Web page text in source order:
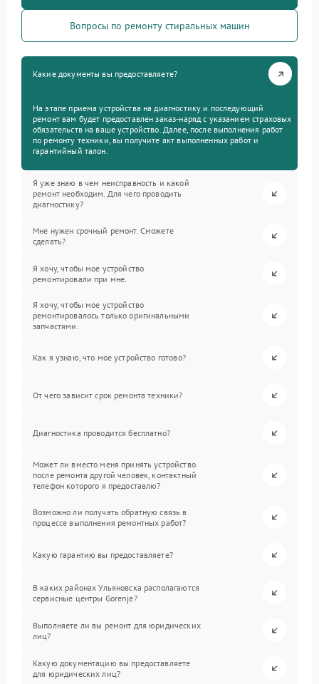
Вопросы по ремонту стиральных машин
Какие документы вы предоставляете?
На этапе приема устройства на диагностику и последующий
ремонт вам будет предоставлен заказ-наряд с указанием страховых
обязательств на ваше устройство. Далее, после выполнения работ
по ремонту техники, вы получите акт выполненных работ и
гарантийный талон.
Я уже знаю в чем неисправность и какой
ремонт необходим. Для чего проводить
диагностику?
Мне нужен срочный ремонт. Сможете
сделать?
Я хочу, чтобы мое устройство
ремонтировали при мне.
Я хочу, чтобы мое устройство
ремонтировалось только оригинальными
запчастями.
Как я узнаю, что мое устройство готово?
От чего зависит срок ремонта техники?
Диагностика проводится бесплатно?
Может ли вместо меня принять устройство
после ремонта другой человек, контактный
телефон которого я предоставлю?
Возможно ли получать обратную связь в
процессе выполнения ремонтных работ?
Какую гарантию вы предоставляете?
В каких районах Ульяновска располагаются
сервисные центры Gorenje?
Выполняете ли вы ремонт для юридических
лиц?
Какую документацию вы предоставляете
для юридических лиц?